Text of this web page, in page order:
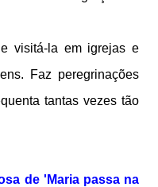
visitá-la em igrejas e
Faz peregrinações
tantas vezes tão
de 'Maria passa na